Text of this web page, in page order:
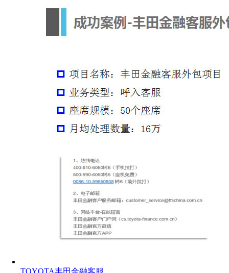
TOYOTA丰田金融客服